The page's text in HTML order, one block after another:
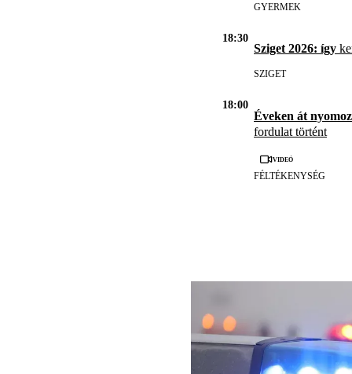
GYERMEK
18:30
Sziget 2026: így
SZIGET
18:00
Éveken át
fordulat történt
Videó
FÉLTÉKENYSÉG